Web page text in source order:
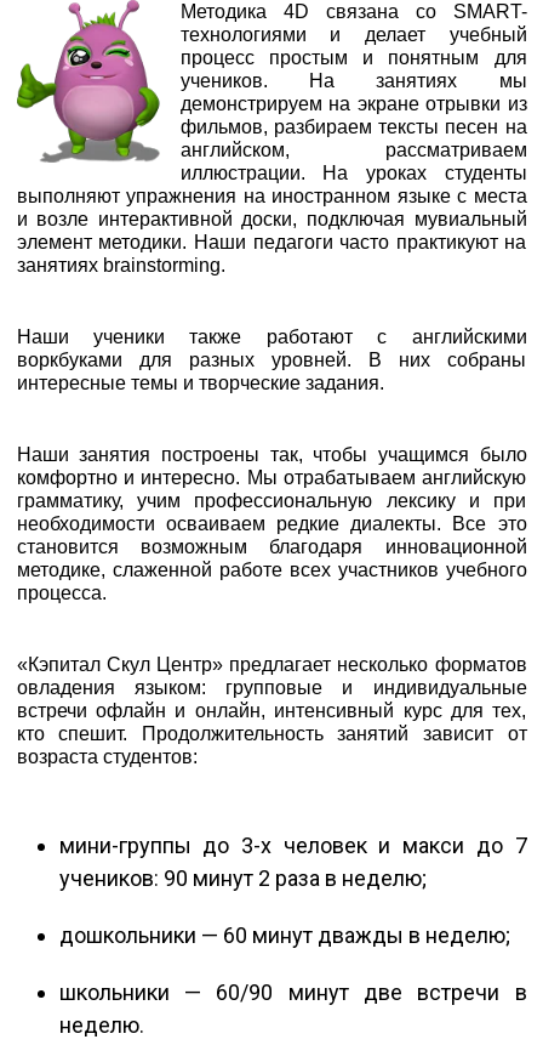
Методика 4D связана со SMART-
технологиями и делает учебный
процесс простым и понятным для
учеников. На занятиях мы
демонстрируем на экране отрывки из
фильмов, разбираем тексты песен на
английском, рассматриваем
иллюстрации. На уроках студенты
выполняют упражнения на иностранном языке с места
и возле интерактивной доски, подключая мувиальный
элемент методики. Наши педагоги часто практикуют на
занятиях brainstorming.
Наши ученики также работают с английскими
воркбуками для разных уровней. В них собраны
интересные темы и творческие задания.
Наши занятия построены так, чтобы учащимся было
комфортно и интересно. Мы отрабатываем английскую
грамматику, учим профессиональную лексику и при
необходимости осваиваем редкие диалекты. Все это
становится возможным благодаря инновационной
методике, слаженной работе всех участников учебного
процесса.
«Кэпитал Скул Центр» предлагает несколько форматов
овладения языком: групповые и индивидуальные
встречи офлайн и онлайн, интенсивный курс для тех,
кто спешит. Продолжительность занятий зависит от
возраста студентов:
мини-группы до 3-х человек и макси до 7
учеников: 90 минут 2 раза в неделю;
дошкольники — 60 минут дважды в неделю;
школьники — 60/90 минут две встречи в
неделю.